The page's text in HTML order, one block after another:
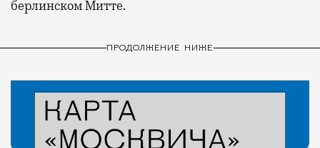
берлинском Митте.
ПРОДОЛЖЕНИЕ НИЖЕ